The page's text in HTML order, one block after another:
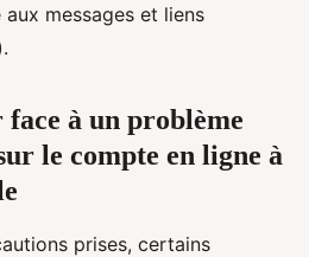
messages et liens
à un problème
le compte en ligne à
prises, certains